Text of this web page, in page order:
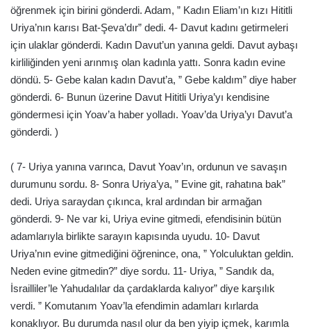
öğrenmek için birini gönderdi. Adam, ” Kadın Eliam’ın kızı Hititli
Uriya’nın karısı Bat-Şeva’dır” dedi. 4- Davut kadını getirmeleri
için ulaklar gönderdi. Kadın Davut’un yanına geldi. Davut aybaşı
kirliliğinden yeni arınmış olan kadınla yattı. Sonra kadın evine
döndü. 5- Gebe kalan kadın Davut’a, ” Gebe kaldım” diye haber
gönderdi. 6- Bunun üzerine Davut Hititli Uriya’yı kendisine
göndermesi için Yoav’a haber yolladı. Yoav’da Uriya’yı Davut’a
gönderdi. )
( 7- Uriya yanına varınca, Davut Yoav’ın, ordunun ve savaşın
durumunu sordu. 8- Sonra Uriya’ya, ” Evine git, rahatına bak”
dedi. Uriya saraydan çıkınca, kral ardından bir armağan
gönderdi. 9- Ne var ki, Uriya evine gitmedi, efendisinin bütün
adamlarıyla birlikte sarayın kapısında uyudu. 10- Davut
Uriya’nın evine gitmediğini öğrenince, ona, ” Yolculuktan geldin.
Neden evine gitmedin?” diye sordu. 11- Uriya, ” Sandık da,
İsrailliler’le Yahudalılar da çardaklarda kalıyor” diye karşılık
verdi. ” Komutanım Yoav’la efendimin adamları kırlarda
konaklıyor. Bu durumda nasıl olur da ben yiyip içmek, karımla